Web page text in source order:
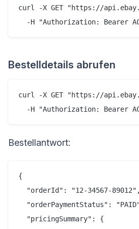
curl -X GET "https://
Bestelldetails abrufen
curl -X GET "https://
Bestellantwort:
{
  "orderId": "12-34567-89012",
"orderPaymentStatus":
  "pricingSummary": {